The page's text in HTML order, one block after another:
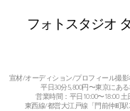
フォトスタジオ
宣材/オーディション/プロフィール撮
平日30分5,800円〜東京にあ
営業時間：平日10:00〜18:00 土
東西線/都営大江戸線「門前仲町